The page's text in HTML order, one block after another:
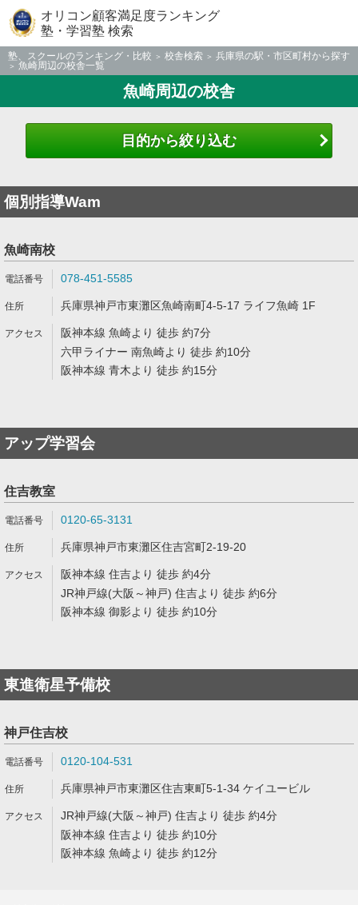
オリコン顧客満足度ランキング
塾・学習塾 検索
塾、スクールのランキング・比較 校舎検索
兵庫県の駅・市区町村から探す
魚崎周辺の校舎一覧
魚崎周辺の校舎
目的から絞り込む
個別指導Wam
魚崎南校
078-451-5585
兵庫県神戸市東灘区魚崎南町4-5-17 ライフ魚崎 1F
阪神本線 魚崎より 徒歩 約7分
六甲ライナー 南魚崎より 徒歩 約10分
阪神本線 青木より 徒歩 約15分
アップ学習会
住吉教室
0120-65-3131
兵庫県神戸市東灘区住吉宮町2-19-20
阪神本線 住吉より 徒歩 約4分
JR神戸線(大阪～神戸) 住吉より 徒歩 約6分
阪神本線 御影より 徒歩 約10分
東進衛星予備校
神戸住吉校
0120-104-531
兵庫県神戸市東灘区住吉東町5-1-34 ケイユービル
JR神戸線(大阪～神戸) 住吉より 徒歩 約4分
阪神本線 住吉より 徒歩 約10分
阪神本線 魚崎より 徒歩 約12分